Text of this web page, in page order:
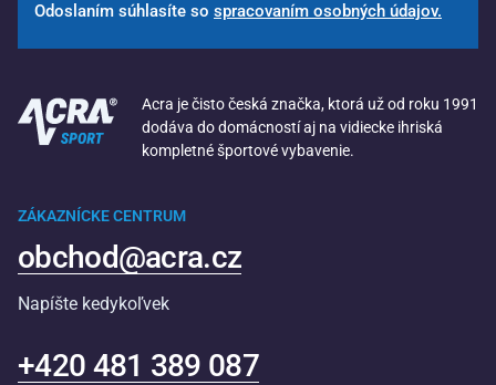
Odoslaním súhlasíte so spracovaním osobných údajov.
Acra je čisto česká značka, ktorá už od roku 1991
dodáva do domácností aj na vidiecke ihriská
kompletné športové vybavenie.
ZÁKAZNÍCKE CENTRUM
obchod@acra.cz
Napíšte kedykoľvek
+420 481 389 087